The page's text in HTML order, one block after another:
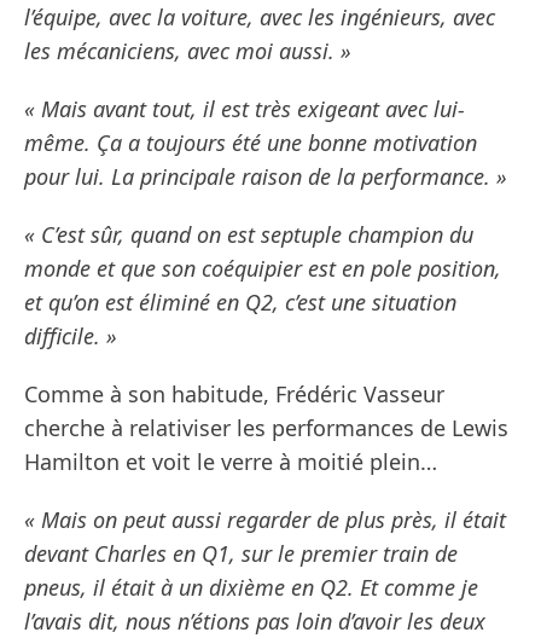
l’équipe, avec la voiture, avec les ingénieurs, avec
les mécaniciens, avec moi aussi. »
« Mais avant tout, il est très exigeant avec lui-
même. Ça a toujours été une bonne motivation
pour lui. La principale raison de la performance. »
« C’est sûr, quand on est septuple champion du
monde et que son coéquipier est en pole position,
et qu’on est éliminé en Q2, c’est une situation
difficile. »
Comme à son habitude, Frédéric Vasseur
cherche à relativiser les performances de Lewis
Hamilton et voit le verre à moitié plein…
« Mais on peut aussi regarder de plus près, il était
devant Charles en Q1, sur le premier train de
pneus, il était à un dixième en Q2. Et comme je
l’avais dit, nous n’étions pas loin d’avoir les deux